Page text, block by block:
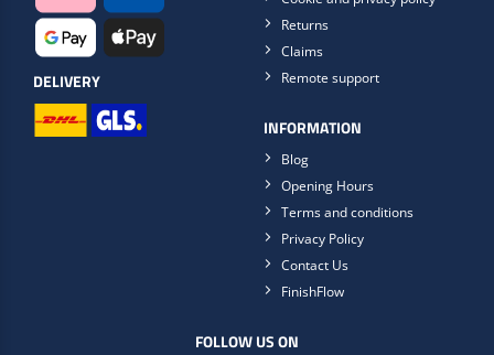
Payment Methods
My Page
My Invoices
Blog